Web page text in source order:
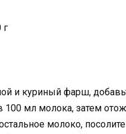
г
и куриный фарш,
100 мл молока, затем
молоко, посолите